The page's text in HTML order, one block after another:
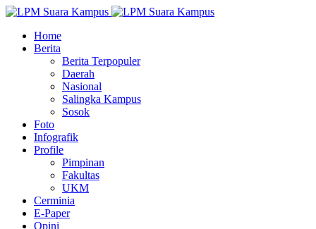
Home
Berita
Berita Terpopuler
Daerah
Nasional
Salingka Kampus
Sosok
Foto
Infografik
Profile
Pimpinan
Fakultas
UKM
Cerminia
E-Paper
Opini